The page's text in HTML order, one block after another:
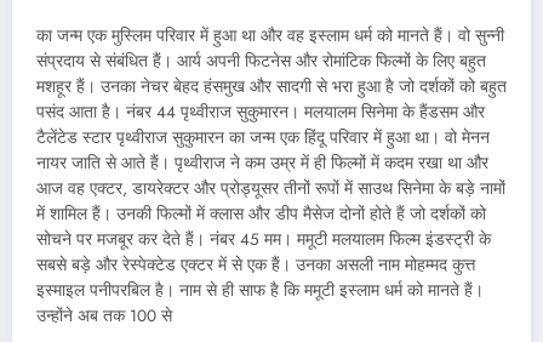
का जन्म एक मुस्लिम परिवार में हुआ था और वह इस्लाम धर्म को मानते हैं। वो सुन्नी
संप्रदाय से संबंधित हैं। आर्य अपनी फिटनेस और रोमांटिक फिल्मों के लिए बहुत
मशहूर हैं। उनका नेचर बेहद हंसमुख और सादगी से भरा हुआ है जो दर्शकों को बहुत
पसंद आता है। नंबर 44 पृथ्वीराज सुकुमारन। मलयालम सिनेमा के हैंडसम और
टैलेंटेड स्टार पृथ्वीराज सुकुमारन का जन्म एक हिंदू परिवार में हुआ था। वो मेनन
नायर जाति से आते हैं। पृथ्वीराज ने कम उम्र में ही फिल्मों में कदम रखा था और
आज वह एक्टर, डायरेक्टर और प्रोड्यूसर तीनों रूपों में साउथ सिनेमा के बड़े नामों
में शामिल हैं। उनकी फिल्मों में क्लास और डीप मैसेज दोनों होते हैं जो दर्शकों को
सोचने पर मजबूर कर देते हैं। नंबर 45 मम। ममूटी मलयालम फिल्म इंडस्ट्री के
सबसे बड़े और रेस्पेक्टेड एक्टर में से एक हैं। उनका असली नाम मोहम्मद कुत्त
इस्माइल पनीपरबिल है। नाम से ही साफ है कि ममूटी इस्लाम धर्म को मानते हैं।
उन्होंने अब तक 100 से